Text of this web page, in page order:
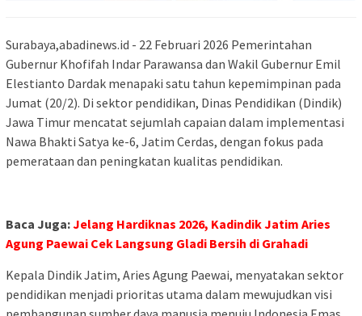
Surabaya,abadinews.id - 22 Februari 2026 Pemerintahan
Gubernur Khofifah Indar Parawansa dan Wakil Gubernur Emil
Elestianto Dardak menapaki satu tahun kepemimpinan pada
Jumat (20/2). Di sektor pendidikan, Dinas Pendidikan (Dindik)
Jawa Timur mencatat sejumlah capaian dalam implementasi
Nawa Bhakti Satya ke-6, Jatim Cerdas, dengan fokus pada
pemerataan dan peningkatan kualitas pendidikan.
Baca Juga:Jelang Hardiknas 2026, Kadindik Jatim Aries
Agung Paewai Cek Langsung Gladi Bersih di Grahadi ‎
Kepala Dindik Jatim, Aries Agung Paewai, menyatakan sektor
pendidikan menjadi prioritas utama dalam mewujudkan visi